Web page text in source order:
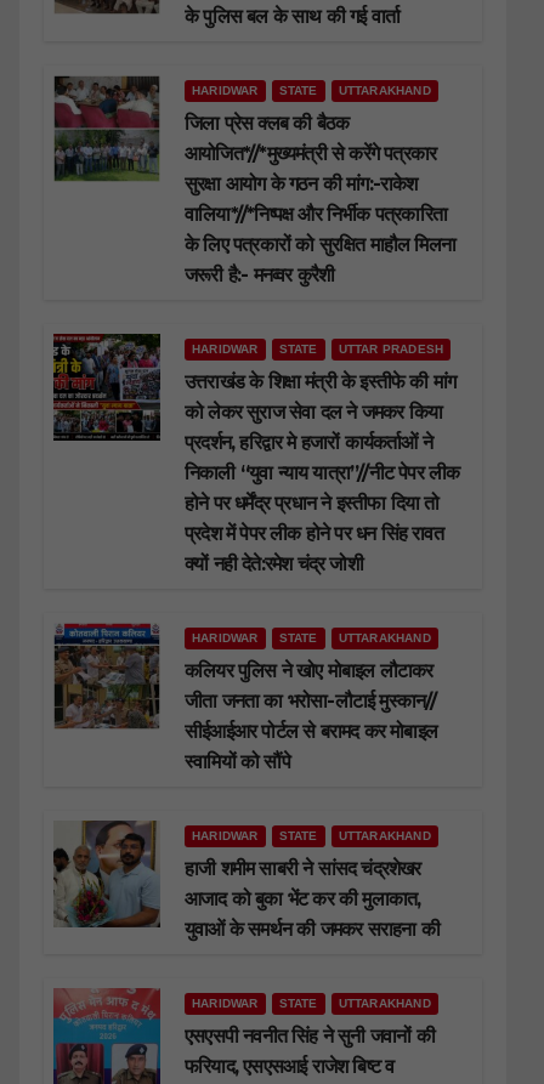
के पुलिस बल के साथ की गई वार्ता
HARIDWAR STATE UTTARAKHAND
जिला प्रेस क्लब की बैठक
आयोजित*//*मुख्यमंत्री से करेंगे पत्रकार
सुरक्षा आयोग के गठन की मांग:-राकेश
वालिया*//*निष्पक्ष और निर्भीक पत्रकारिता
के लिए पत्रकारों को सुरक्षित माहौल मिलना
जरूरी है:- मनव्वर कुरैशी
HARIDWAR STATE UTTAR PRADESH
उत्तराखंड के शिक्षा मंत्री के इस्तीफे की मांग
को लेकर सुराज सेवा दल ने जमकर किया
प्रदर्शन, हरिद्वार मे हजारों कार्यकर्ताओं ने
निकाली “युवा न्याय यात्रा”//नीट पेपर लीक
होने पर धर्मेंद्र प्रधान ने इस्तीफा दिया तो
प्रदेश में पेपर लीक होने पर धन सिंह रावत
क्यों नही देते:रमेश चंद्र जोशी
HARIDWAR STATE UTTARAKHAND
कलियर पुलिस ने खोए मोबाइल लौटाकर
जीता जनता का भरोसा-लौटाई मुस्कान//
सीईआईआर पोर्टल से बरामद कर मोबाइल
स्वामियों को सौंपे
HARIDWAR STATE UTTARAKHAND
हाजी शमीम साबरी ने सांसद चंद्रशेखर
आजाद को बुका भेंट कर की मुलाकात,
युवाओं के समर्थन की जमकर सराहना की
HARIDWAR STATE UTTARAKHAND
एसएसपी नवनीत सिंह ने सुनी जवानों की
फरियाद, एसएसआई राजेश बिष्ट व